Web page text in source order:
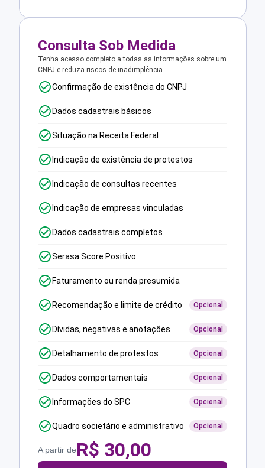
Consulta Sob Medida
Tenha acesso completo a todas as informações sobre um
CNPJ e reduza riscos de inadimplência.
Confirmação de existência do CNPJ
Dados cadastrais básicos
Situação na Receita Federal
Indicação de existência de protestos
Indicação de consultas recentes
Indicação de empresas vinculadas
Dados cadastrais completos
Serasa Score Positivo
Faturamento ou renda presumida
Recomendação e limite de crédito Opcional
Dívidas, negativas e anotações Opcional
Detalhamento de protestos Opcional
Dados comportamentais Opcional
Informações do SPC Opcional
Quadro societário e administrativo Opcional
A partir deR$ 30,00